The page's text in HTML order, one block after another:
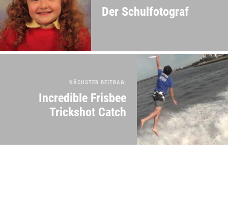
Der Schulfotograf
NÄCHSTER BEITRAG:
Incredible Frisbee
Trickshot Catch